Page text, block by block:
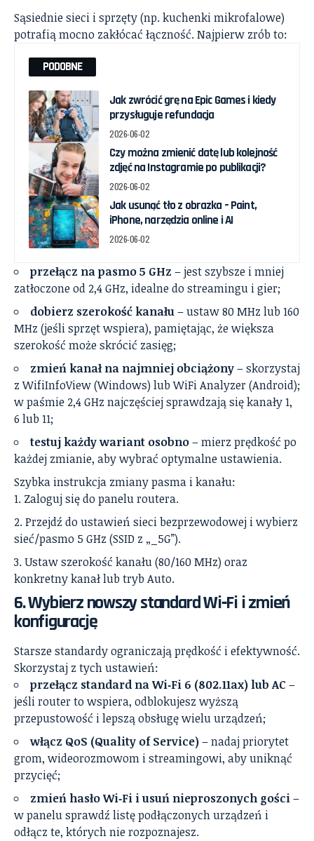
Sąsiednie sieci i sprzęty (np. kuchenki mikrofalowe)
potrafią mocno zakłócać łączność. Najpierw zrób to:
PODOBNE
Jak zwrócić grę na Epic Games i kiedy
przysługuje refundacja
2026-06-02
Czy można zmienić datę lub kolejność
zdjęć na Instagramie po publikacji?
2026-06-02
Jak usunąć tło z obrazka – Paint,
iPhone, narzędzia online i AI
2026-06-02
przełącz na pasmo 5 GHz – jest szybsze i mniej
zatłoczone od 2,4 GHz, idealne do streamingu i gier;
dobierz szerokość kanału– ustaw 80 MHz lub 160
MHz (jeśli sprzęt wspiera), pamiętając, że większa
szerokość może skrócić zasięg;
zmień kanał na najmniej obciążony– skorzystaj
z WifiInfoView (Windows) lub WiFi Analyzer (Android);
w paśmie 2,4 GHz najczęściej sprawdzają się kanały 1,
6 lub 11;
testuj każdy wariant osobno– mierz prędkość po
każdej zmianie, aby wybrać optymalne ustawienia.
Szybka instrukcja zmiany pasma i kanału:
Zaloguj się do panelu routera.
Przejdź do ustawień sieci bezprzewodowej i wybierz
sieć/pasmo 5 GHz (SSID z „_5G”).
Ustaw szerokość kanału (80/160 MHz) oraz
konkretny kanał lub tryb Auto.
6. Wybierz nowszy standard Wi‑Fi i zmień
konfigurację
Starsze standardy ograniczają prędkość i efektywność.
Skorzystaj z tych ustawień:
przełącz standard na Wi‑Fi 6 (802.11ax) lub AC –
jeśli router to wspiera, odblokujesz wyższą
przepustowość i lepszą obsługę wielu urządzeń;
włącz QoS (Quality of Service)– nadaj priorytet
grom, wideorozmowom i streamingowi, aby uniknąć
przycięć;
zmień hasło Wi‑Fi i usuń nieproszonych gości–
w panelu sprawdź listę podłączonych urządzeń i
odłącz te, których nie rozpoznajesz.